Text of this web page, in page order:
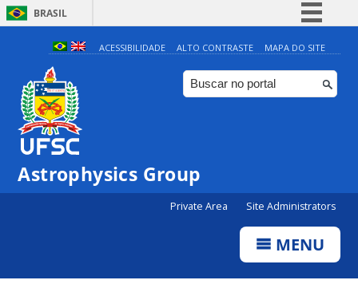
BRASIL
Simplifique!
Comunica BR
Participe
ACESSIBILIDADE ALTO CONTRASTE MAPA DO SITE
Astrophysics Group
Private Area Site Administrators
MENU
0:00